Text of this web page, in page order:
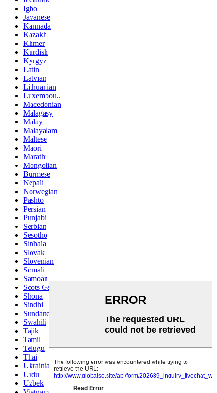
Igbo
Javanese
Kannada
Kazakh
Khmer
Kurdish
Kyrgyz
Latin
Latvian
Lithuanian
Luxembou..
Macedonian
Malagasy
Malay
Malayalam
Maltese
Maori
Marathi
Mongolian
Burmese
Nepali
Norwegian
Pashto
Persian
Punjabi
Serbian
Sesotho
Sinhala
Slovak
Slovenian
Somali
Samoan
Scots Gaelic
Shona
Sindhi
Sundanese
Swahili
Tajik
Tamil
Telugu
Thai
Ukrainian
Urdu
Uzbek